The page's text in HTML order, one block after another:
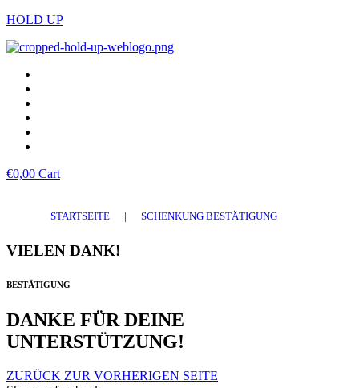
HOLD UP
€0,00 Cart
STARTSEITE | SCHENKUNG BESTÄTIGUNG
VIELEN DANK!
BESTÄTIGUNG
DANKE FÜR DEINE
UNTERSTÜTZUNG!
ZURÜCK ZUR VORHERIGEN SEITE